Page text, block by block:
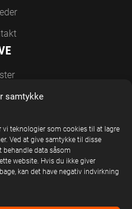
samtykke
vi teknologier som cookies til at lagre
Ved at give samtykke til disse
data såsom
website. Hvis du ikke giver
kan det have negativ indvirkning
STAGE GROUP